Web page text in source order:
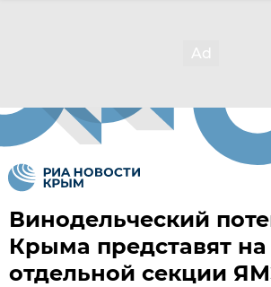
Винодельческий
Крыма представят на
отдельной секции